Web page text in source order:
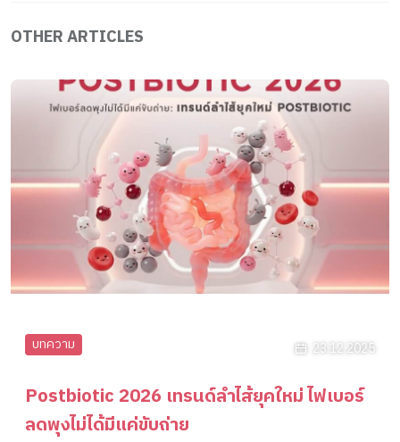
OTHER ARTICLES
บทความ 23.12.2025
Postbiotic 2026 เทรนด์ลำไส้ยุคใหม่ ไฟเบอร์
ลดพุงไม่ได้มีแค่ขับถ่าย